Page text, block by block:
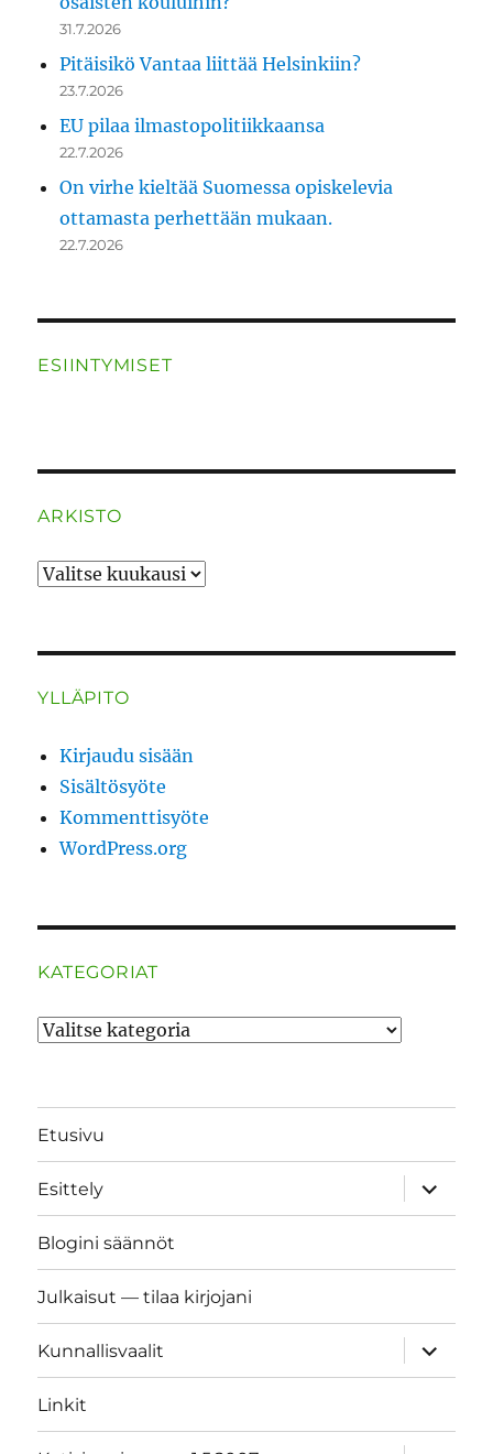
31.7.2026
Pitäisikö Vantaa liittää Helsinkiin?
23.7.2026
EU pilaa ilmastopolitiikkaansa
22.7.2026
On virhe kieltää Suomessa opiskelevia
ottamasta perhettään mukaan.
22.7.2026
ESIINTYMISET
ARKISTO
ARKISTO
YLLÄPITO
Kirjaudu sisään
Sisältösyöte
Kommenttisyöte
WordPress.org
KATEGORIAT
Kategoriat
Etusivu
Esittely
näytä
Blogini säännöt
Julkaisut — tilaa kirjojani
Kunnallisvaalit
näytä
Linkit